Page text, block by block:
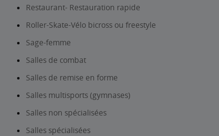
Restaurant- Restauration rapide
Roller-Skate-Vélo bicross ou freestyle
Sage-femme
Salles de combat
Salles de remise en forme
Salles multisports (gymnases)
Salles non spécialisées
Salles spécialisées